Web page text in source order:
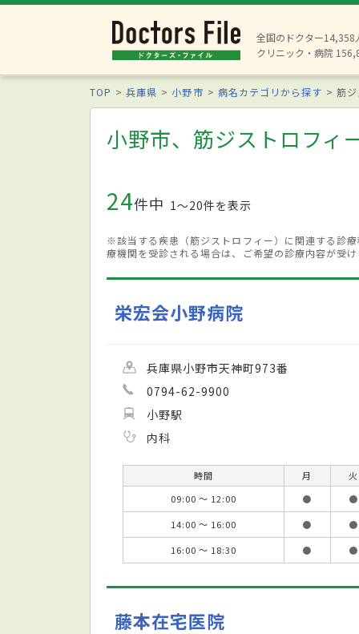
全国のドクター14,358
クリニック・病院
TOP 兵庫県 小野市 病名カテゴリから探す 筋
小野市、筋ジストロフィ
24件中 1〜20件を表示
※該当する疾患（筋ジストロフィー）に関連する診
療機関を受診される場合は、ご希望の診療内容が受
栄宏会小野病院
兵庫県小野市天神町973番
0794-62-9900
小野駅
内科
時間 月 火
09:00 ～ 12:00
● ●
14:00 ～ 16:00
● ●
16:00 ～ 18:30
● ●
藤本在宅医院